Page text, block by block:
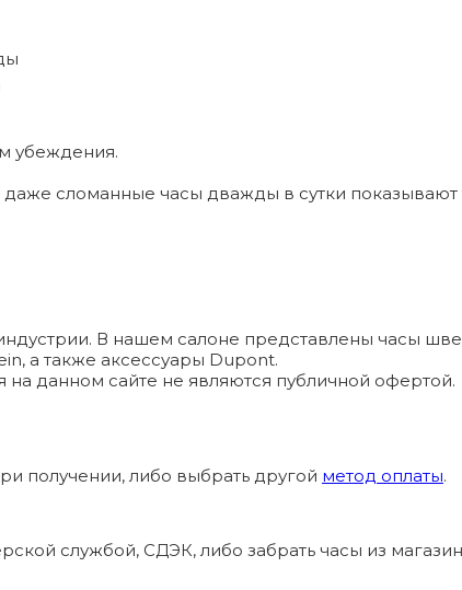
убеждения.
сломанные часы дважды в сутки показывают
В нашем салоне представлены часы
а также аксессуары Dupont.
данном сайте не являются публичной офертой.
получении, либо выбрать другой метод оплаты.
службой, СДЭК, либо забрать часы из